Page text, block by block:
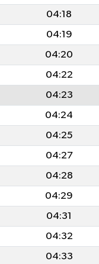
04:18
04:19
04:20
04:22
04:23
04:24
04:25
04:27
04:28
04:29
04:31
04:32
04:33